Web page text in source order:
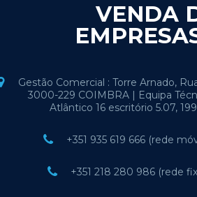
VENDA
Gestão Comercial : Torre Arnado,
3000-229 COIMBRA | Equipa
Atlântico 16 escritório 5.07,
+351 935 619 666 (rede
+351 218 280 986 (rede